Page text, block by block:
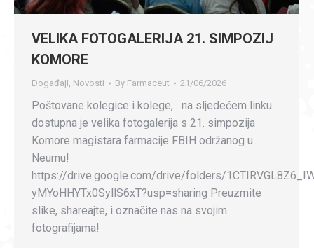
VELIKA FOTOGALERIJA 21. SIMPOZIJ
KOMORE
Događaji, Novosti By Farmaceut 21/06/2026
Poštovane kolegice i kolege, na sljedećem linku
dostupna je velika fotogalerija s 21. simpozija
Komore magistara farmacije FBIH održanog u
Neumu!
https://drive.google.com/drive/folders/
yMYoHHYTx0SyllS6xT?usp=sharing Preuzmite
slike, shareajte, i označite nas na svojim
fotografijama!